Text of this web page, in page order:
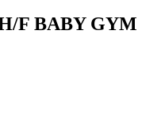
F BABY GYM